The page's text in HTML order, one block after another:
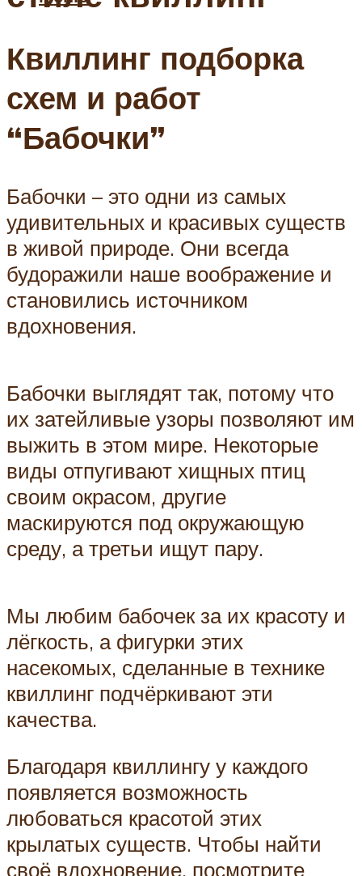
Квиллинг подборка
схем и работ
“Бабочки”
Бабочки – это одни из самых
удивительных и красивых существ
в живой природе. Они всегда
будоражили наше воображение и
становились источником
вдохновения.
Бабочки выглядят так, потому что
их затейливые узоры позволяют им
выжить в этом мире. Некоторые
виды отпугивают хищных птиц
своим окрасом, другие
маскируются под окружающую
среду, а третьи ищут пару.
Мы любим бабочек за их красоту и
лёгкость, а фигурки этих
насекомых, сделанные в технике
квиллинг подчёркивают эти
качества.
Благодаря квиллингу у каждого
появляется возможность
любоваться красотой этих
крылатых существ. Чтобы найти
своё вдохновение, посмотрите